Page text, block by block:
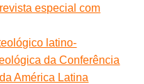
especial com
latino-
da Conferência
América Latina